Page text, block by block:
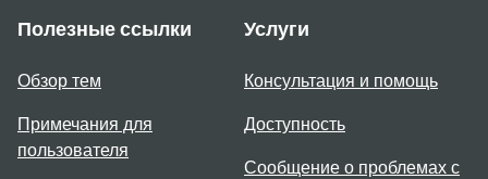
Полезные ссылки
Обзор тем
Примечания для
пользователя
Услуги
Консультация и помощь
Доступность
Сообщение о проблемах с